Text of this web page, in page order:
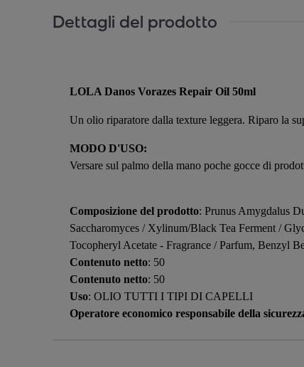
Dettagli del prodotto
LOLA Danos Vorazes Repair Oil 50ml
Un olio riparatore dalla texture leggera. Riparo la
MODO D'USO:
Versare sul palmo della mano poche gocce di
Composizione del prodotto: Prunus Amygdalus
Saccharomyces / Xylinum/Black Tea Ferment /
Tocopheryl Acetate - Fragrance / Parfum, Benzyl
Contenuto netto: 50
Contenuto netto: 50
Uso: OLIO TUTTI I TIPI DI CAPELLI
Operatore economico responsabile della